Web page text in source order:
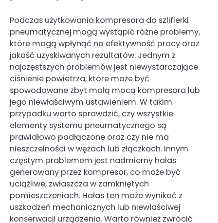
Podczas użytkowania kompresora do szlifierki
pneumatycznej mogą wystąpić różne problemy,
które mogą wpłynąć na efektywność pracy oraz
jakość uzyskiwanych rezultatów. Jednym z
najczęstszych problemów jest niewystarczające
ciśnienie powietrza, które może być
spowodowane zbyt małą mocą kompresora lub
jego niewłaściwym ustawieniem. W takim
przypadku warto sprawdzić, czy wszystkie
elementy systemu pneumatycznego są
prawidłowo podłączone oraz czy nie ma
nieszczelności w wężach lub złączkach. Innym
częstym problemem jest nadmierny hałas
generowany przez kompresor, co może być
uciążliwe, zwłaszcza w zamkniętych
pomieszczeniach. Hałas ten może wynikać z
uszkodzeń mechanicznych lub niewłaściwej
konserwacji urządzenia. Warto również zwrócić